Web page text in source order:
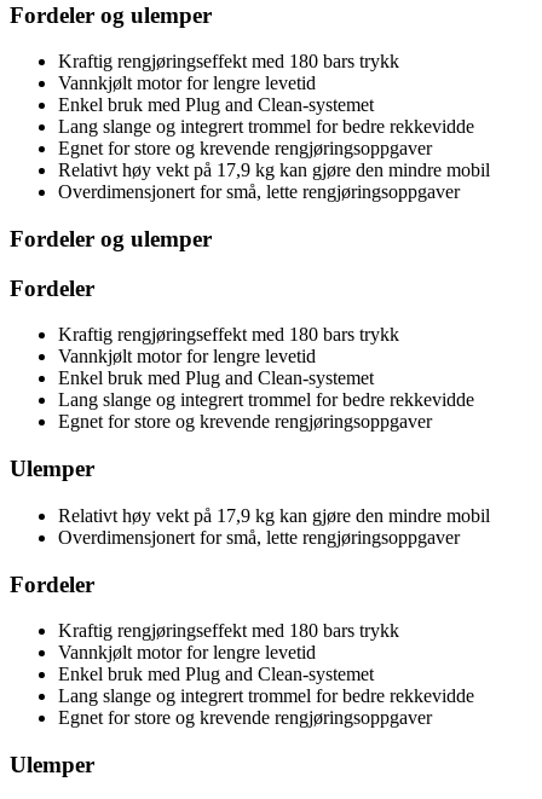
Fordeler og ulemper
Kraftig rengjøringseffekt med 180 bars trykk
Vannkjølt motor for lengre levetid
Enkel bruk med Plug and Clean-systemet
Lang slange og integrert trommel for bedre rekkevidde
Egnet for store og krevende rengjøringsoppgaver
Relativt høy vekt på 17,9 kg kan gjøre den mindre mobil
Overdimensjonert for små, lette rengjøringsoppgaver
Fordeler og ulemper
Fordeler
Kraftig rengjøringseffekt med 180 bars trykk
Vannkjølt motor for lengre levetid
Enkel bruk med Plug and Clean-systemet
Lang slange og integrert trommel for bedre rekkevidde
Egnet for store og krevende rengjøringsoppgaver
Ulemper
Relativt høy vekt på 17,9 kg kan gjøre den mindre mobil
Overdimensjonert for små, lette rengjøringsoppgaver
Fordeler
Kraftig rengjøringseffekt med 180 bars trykk
Vannkjølt motor for lengre levetid
Enkel bruk med Plug and Clean-systemet
Lang slange og integrert trommel for bedre rekkevidde
Egnet for store og krevende rengjøringsoppgaver
Ulemper